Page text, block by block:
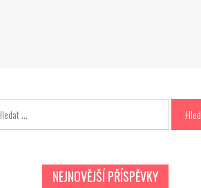
NEJNOVĚJŠÍ PŘÍSPĚVKY